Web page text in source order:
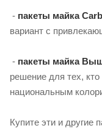
- пакеты майка
вариант с
- пакеты майка
решение для тех,
национальным
Купите эти и другие